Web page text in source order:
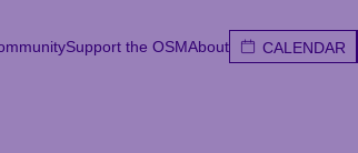
Support the OSMAbout
CALENDAR